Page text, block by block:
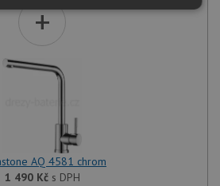
+
AQ 4581 chrom
1 490 Kčs DPH
Výkonové
soubory
Soubory